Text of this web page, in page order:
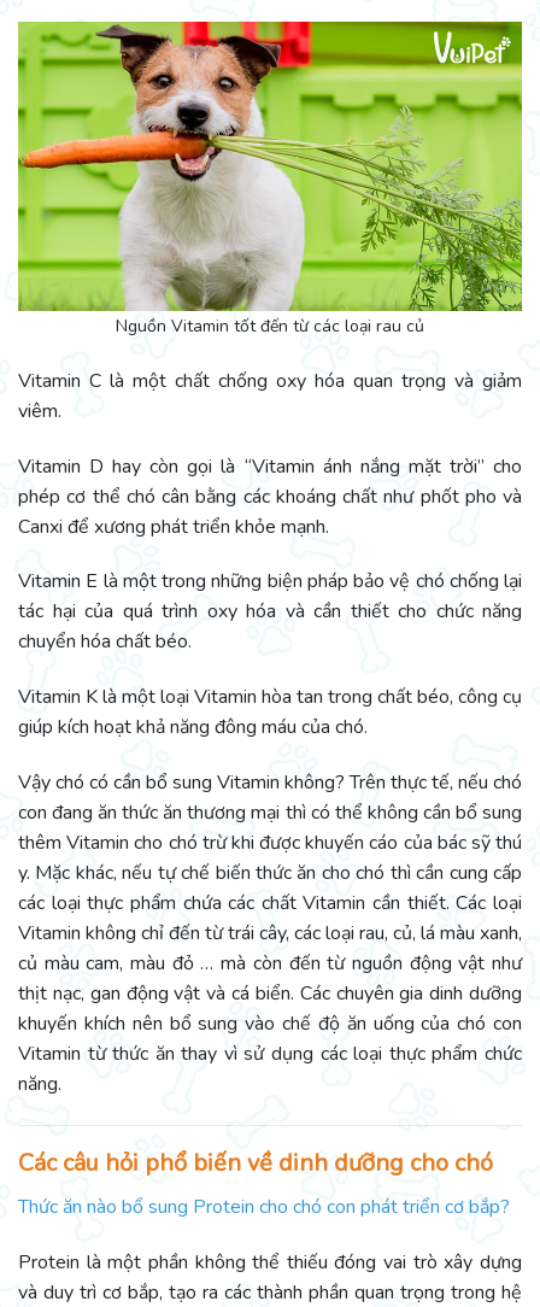
Nguồn Vitamin tốt đến từ các loại rau củ
Vitamin C là một chất chống oxy hóa quan trọng và giảm
viêm.
Vitamin D hay còn gọi là “Vitamin ánh nắng mặt trời” cho
phép cơ thể chó cân bằng các khoáng chất như phốt pho và
Canxi để xương phát triển khỏe mạnh.
Vitamin E là một trong những biện pháp bảo vệ chó chống lại
tác hại của quá trình oxy hóa và cần thiết cho chức năng
chuyển hóa chất béo.
Vitamin K là một loại Vitamin hòa tan trong chất béo, công cụ
giúp kích hoạt khả năng đông máu của chó.
Vậy chó có cần bổ sung Vitamin không? Trên thực tế, nếu chó
con đang ăn thức ăn thương mại thì có thể không cần bổ sung
thêm Vitamin cho chó trừ khi được khuyến cáo của bác sỹ thú
y. Mặc khác, nếu tự chế biến thức ăn cho chó thì cần cung cấp
các loại thực phẩm chứa các chất Vitamin cần thiết. Các loại
Vitamin không chỉ đến từ trái cây, các loại rau, củ, lá màu xanh,
củ màu cam, màu đỏ … mà còn đến từ nguồn động vật như
thịt nạc, gan động vật và cá biển. Các chuyên gia dinh dưỡng
khuyến khích nên bổ sung vào chế độ ăn uống của chó con
Vitamin từ thức ăn thay vì sử dụng các loại thực phẩm chức
năng.
Các câu hỏi phổ biến về dinh dưỡng cho chó
Thức ăn nào bổ sung Protein cho chó con phát triển cơ bắp?
Protein là một phần không thể thiếu đóng vai trò xây dựng
và duy trì cơ bắp, tạo ra các thành phần quan trọng trong hệ